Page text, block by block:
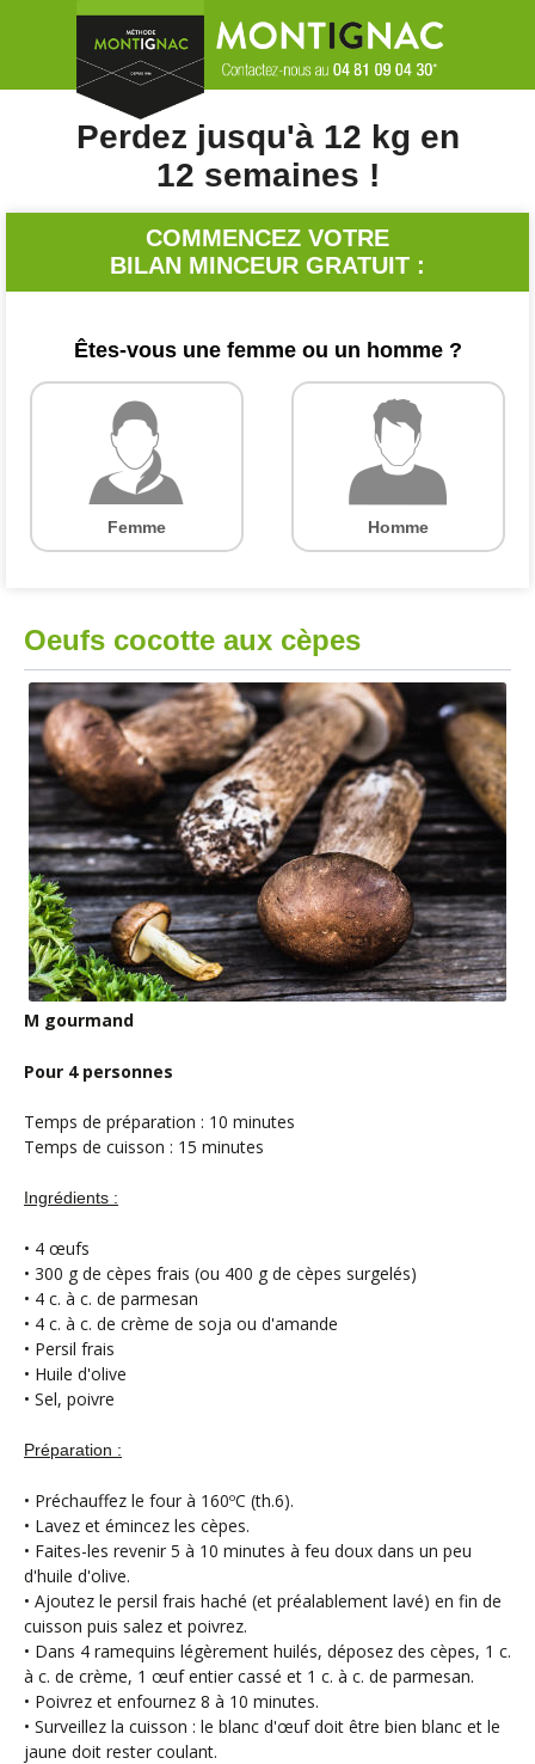
Perdez jusqu'à 12 kg en
12 semaines !
COMMENCEZ VOTRE
BILAN MINCEUR GRATUIT :
Êtes-vous une femme ou un homme ?
Femme Homme
Oeufs cocotte aux cèpes
M gourmand
Pour 4 personnes
Temps de préparation : 10 minutes
Temps de cuisson : 15 minutes
Ingrédients :
• 4 œufs
• 300 g de cèpes frais (ou 400 g de cèpes surgelés)
• 4 c. à c. de parmesan
• 4 c. à c. de crème de soja ou d'amande
• Persil frais
• Huile d'olive
• Sel, poivre
Préparation :
• Préchauffez le four à 160ºC (th.6).
• Lavez et émincez les cèpes.
• Faites-les revenir 5 à 10 minutes à feu doux dans un peu
d'huile d'olive.
• Ajoutez le persil frais haché (et préalablement lavé) en fin de
cuisson puis salez et poivrez.
• Dans 4 ramequins légèrement huilés, déposez des cèpes, 1 c.
à c. de crème, 1 œuf entier cassé et 1 c. à c. de parmesan.
• Poivrez et enfournez 8 à 10 minutes.
• Surveillez la cuisson : le blanc d'œuf doit être bien blanc et le
jaune doit rester coulant.